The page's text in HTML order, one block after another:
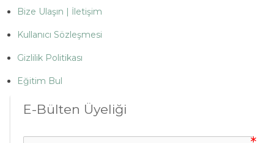
Bize Ulaşın | İletişim
Kullanıcı Sözleşmesi
Gizlilik Politikası
Eğitim Bul
E-Bülten Üyeliği